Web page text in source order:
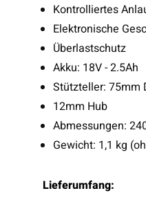
Kontrolliertes
Elektronische
Überlastschutz
Akku: 18V - 2.5Ah
Stützteller: 75mm
12mm Hub
Abmessungen:
Gewicht: 1,1 kg
Lieferumfang: